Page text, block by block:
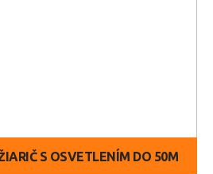
S OSVETLENÍM DO 50M